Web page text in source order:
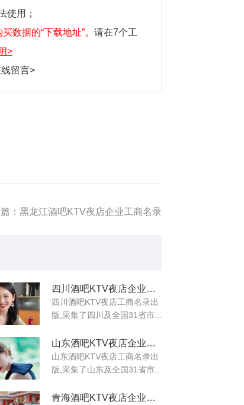
使用；
数据的“下载地址”。 请在7个工
>
留言>
：黑龙江酒吧KTV夜店企业工商名录
四川酒吧KTV夜店企业工商名录
四川酒吧KTV夜店工商名录出
版,采集了四川及全国31省市...
山东酒吧KTV夜店企业工商名录
山东酒吧KTV夜店工商名录出
版,采集了山东及全国31省市...
青海酒吧KTV夜店企业工商名录